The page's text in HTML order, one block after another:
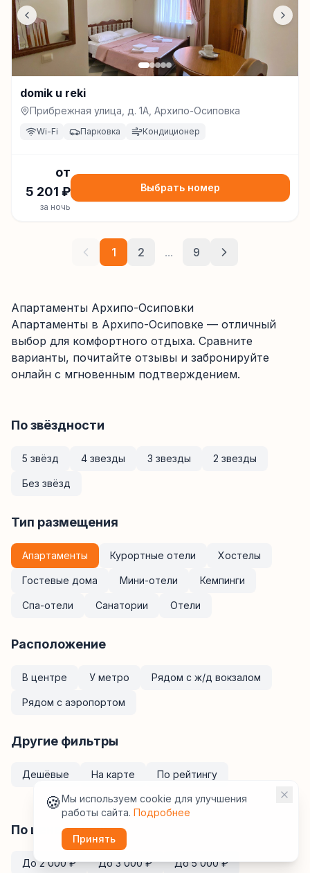
domik u reki
Прибрежная улица, д. 1А, Архипо-Осиповка
Wi-Fi Парковка Кондиционер
от
5 201 ₽
за ночь
Выбрать номер
1 2 ... 9
Апартаменты Архипо-Осиповки
Апартаменты в Архипо-Осиповке — отличный
выбор для комфортного отдыха. Сравните
варианты, почитайте отзывы и забронируйте
онлайн с мгновенным подтверждением.
По звёздности
5 звёзд 4 звезды 3 звезды 2 звезды
Без звёзд
Тип размещения
Апартаменты Курортные отели Хостелы
Гостевые дома Мини-отели Кемпинги
Спа-отели Санатории Отели
Расположение
В центре У метро Рядом с ж/д вокзалом
Рядом с аэропортом
Другие фильтры
Дешёвые На карте По рейтингу
По цене за ночь
До2 000₽ До3 000₽ До5 000₽
🍪Мы используем cookie для улучшения
работы сайта. Подробнее
Принять